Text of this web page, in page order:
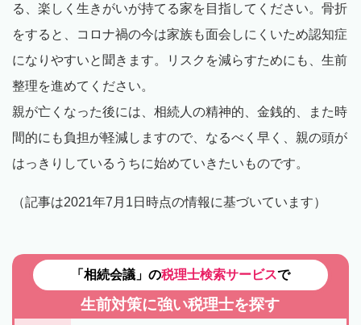
る、楽しく生きがいが持てる家を目指してください。骨折
をすると、コロナ禍の今は家族も面会しにくいため認知症
になりやすいと聞きます。リスクを減らすためにも、生前
整理を進めてください。
親が亡くなった後には、相続人の精神的、金銭的、また時
間的にも負担が軽減しますので、なるべく早く、親の頭が
はっきりしているうちに始めていきたいものです。
（記事は2021年7月1日時点の情報に基づいています）
「相続会議」の税理士検索サービスで
生前対策に強い税理士を探す